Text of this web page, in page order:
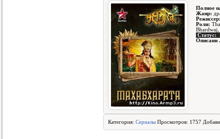
Полное
Жанр:
Роли:
Bhardwaj,
Статус:
Описани
Категория: Сериалы Просмотров: 1757